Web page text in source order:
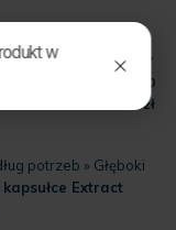
200
zł
potrzeb » Głęboki
Extract